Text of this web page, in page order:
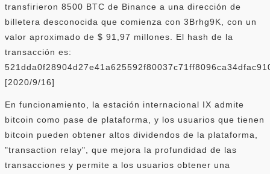
transfirieron 8500 BTC de Binance a una dirección de
billetera desconocida que comienza con 3Brhg9K, con un
valor aproximado de $ 91,97 millones. El hash de la
transacción es:
[2020/9/16]
En funcionamiento, la estación internacional IX admite
bitcoin como pase de plataforma, y ​​los usuarios que tienen
bitcoin pueden obtener altos dividendos de la plataforma,
"transaction relay", que mejora la profundidad de las
transacciones y permite a los usuarios obtener una